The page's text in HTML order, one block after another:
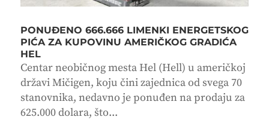
PONUĐENO 666.666 LIMENKI ENERGETSKOG
PIĆA ZA KUPOVINU AMERIČKOG GRADIĆA
HEL
Centar neobičnog mesta Hel (Hell) u američkoj
državi Mičigen, koju čini zajednica od svega 70
stanovnika, nedavno je ponuđen na prodaju za
625.000 dolara, što...